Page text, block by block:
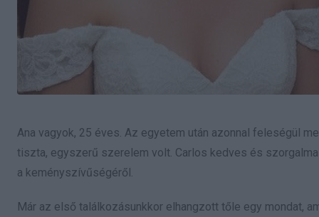
Ana vagyok, 25 éves. Az egyetem után azonnal feleségül
tiszta, egyszerű szerelem volt. Carlos kedves és
a keményszívűségéről.
Már az első találkozásunkkor elhangzott tőle egy mondat,